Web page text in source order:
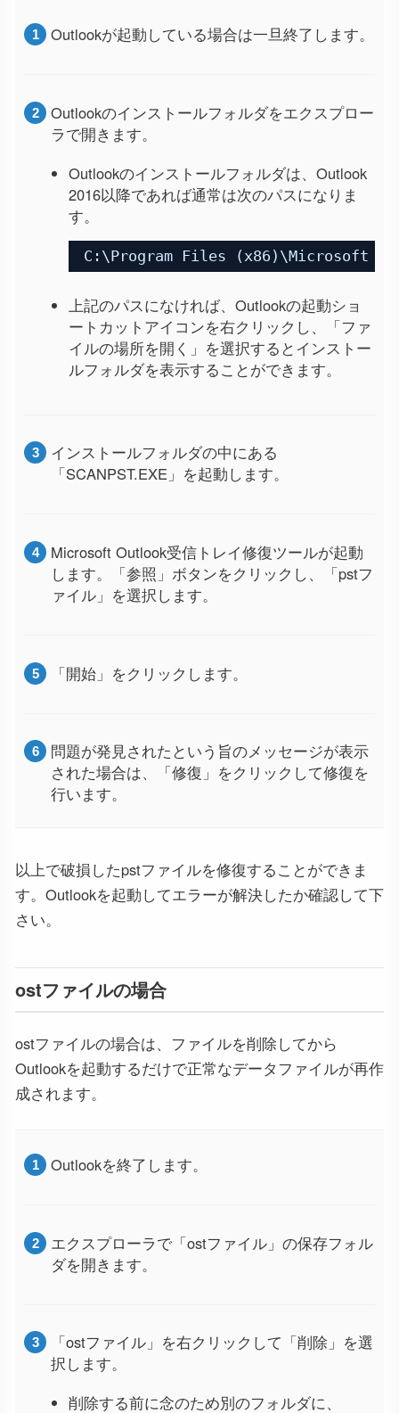
Outlookが起動している場合は一旦終了します。
Outlookのインストールフォルダをエクスプロー
ラで開きます。
Outlookのインストールフォルダは、Outlook
2016以降であれば通常は次のパスになりま
す。
C:\Program Files (x86)\Microsoft
上記のパスになければ、Outlookの起動ショ
ートカットアイコンを右クリックし、「ファ
イルの場所を開く」を選択するとインストー
ルフォルダを表示することができます。
インストールフォルダの中にある
「SCANPST.EXE」を起動します。
Microsoft Outlook受信トレイ修復ツールが起動
します。「参照」ボタンをクリックし、「pstフ
ァイル」を選択します。
「開始」をクリックします。
問題が発見されたという旨のメッセージが表示
された場合は、「修復」をクリックして修復を
行います。
以上で破損したpstファイルを修復することができま
す。Outlookを起動してエラーが解決したか確認して下
さい。
ostファイルの場合
ostファイルの場合は、ファイルを削除してから
Outlookを起動するだけで正常なデータファイルが再作
成されます。
Outlookを終了します。
エクスプローラで「ostファイル」の保存フォル
ダを開きます。
「ostファイル」を右クリックして「削除」を選
択します。
削除する前に念のため別のフォルダに、